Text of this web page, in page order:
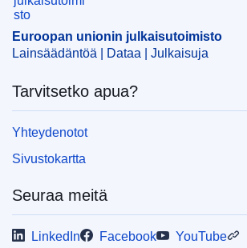
Euroopan unionin julkaisutoimisto
Lainsäädäntöä | Dataa | Julkaisuja
Tarvitsetko apua?
Yhteydenotot
Sivustokartta
Seuraa meitä
LinkedIn Facebook YouTube